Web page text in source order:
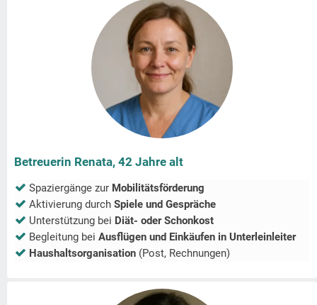
Betreuerin Renata, 42 Jahre alt
Spaziergänge zur Mobilitätsförderung
Aktivierung durch Spiele und Gespräche
Unterstützung bei Diät- oder Schonkost
Begleitung bei Ausflügen und Einkäufen in Unterleinleiter
Haushaltsorganisation (Post, Rechnungen)